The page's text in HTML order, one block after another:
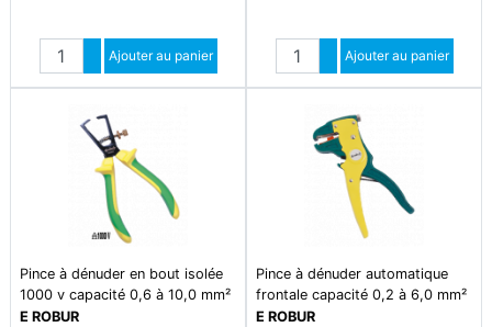
Quantité
Augmenter quantité
Diminuer quantité
Ajouter au panier Quantité
Augmenter quantité
Diminuer quantité
Ajouter au panier
Pince à dénuder en bout isolée
1000 v capacité 0,6 à 10,0 mm²
E ROBUR
Pince à dénuder automatique
frontale capacité 0,2 à 6,0 mm²
E ROBUR